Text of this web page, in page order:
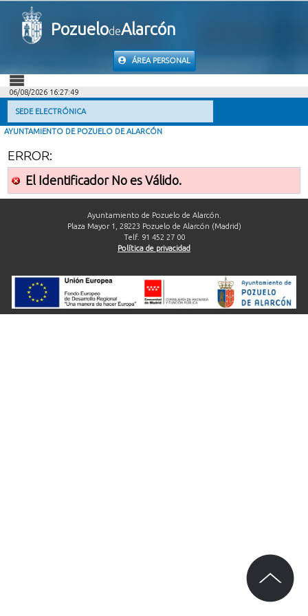
PozuelodeAlarcón
ÁREA PERSONAL
INICIO
MI CARPETA
INFORMACIÓN MUNICIPAL
AYUDA
06/08/2026 16:27:49
SEDE ELECTRÓNICA
AYUNTAMIENTO DE POZUELO DE ALARCÓN
ERROR:
El Identificador No es Válido.
Ayuntamiento de Pozuelo de Alarcón.
Plaza Mayor 1, 28223 Pozuelo de Alarcón (Madrid)
Telf. 91 452 27 00
Política de privacidad